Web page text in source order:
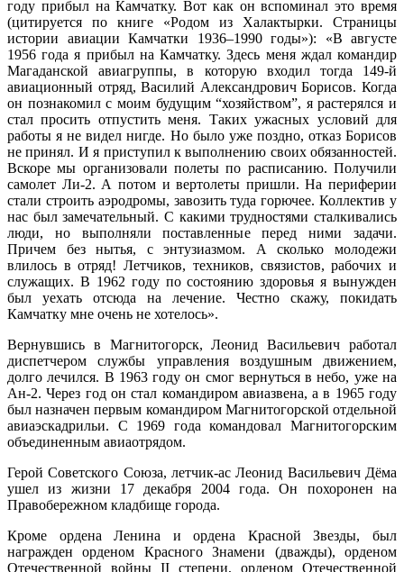
году прибыл на Камчатку. Вот как он вспоминал это время
(цитируется по книге «Родом из Халактырки. Страницы
истории авиации Камчатки 1936–1990 годы»): «В августе
1956 года я прибыл на Камчатку. Здесь меня ждал командир
Магаданской авиагруппы, в которую входил тогда 149-й
авиационный отряд, Василий Александрович Борисов. Когда
он познакомил с моим будущим “хозяйством”, я растерялся и
стал просить отпустить меня. Таких ужасных условий для
работы я не видел нигде. Но было уже поздно, отказ Борисов
не принял. И я приступил к выполнению своих обязанностей.
Вскоре мы организовали полеты по расписанию. Получили
самолет Ли-2. А потом и вертолеты пришли. На периферии
стали строить аэродромы, завозить туда горючее. Коллектив у
нас был замечательный. С какими трудностями сталкивались
люди, но выполняли поставленные перед ними задачи.
Причем без нытья, с энтузиазмом. А сколько молодежи
влилось в отряд! Летчиков, техников, связистов, рабочих и
служащих. В 1962 году по состоянию здоровья я вынужден
был уехать отсюда на лечение. Честно скажу, покидать
Камчатку мне очень не хотелось».
Вернувшись в Магнитогорск, Леонид Васильевич работал
диспетчером службы управления воздушным движением,
долго лечился. В 1963 году он смог вернуться в небо, уже на
Ан-2. Через год он стал командиром авиазвена, а в 1965 году
был назначен первым командиром Магнитогорской отдельной
авиаэскадрильи. С 1969 года командовал Магнитогорским
объединенным авиаотрядом.
Герой Советского Союза, летчик-ас Леонид Васильевич Дёма
ушел из жизни 17 декабря 2004 года. Он похоронен на
Правобережном кладбище города.
Кроме ордена Ленина и ордена Красной Звезды, был
награжден орденом Красного Знамени (дважды), орденом
Отечественной войны II степени, орденом Отечественной